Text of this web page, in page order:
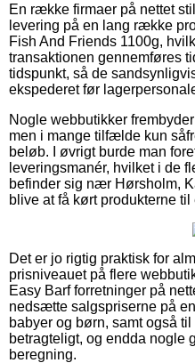
En række firmaer på nettet
levering på en lang række
Fish And Friends 1100g,
transaktionen gennemføres
tidspunkt, så de
ekspederet før
Nogle webbutikker
men i mange tilfælde kun
beløb. I øvrigt burde man
leveringsmanér, hvilket i de
befinder sig nær Hørsholm,
blive at få kørt produkterne
Det er jo rigtig praktisk for
prisniveauet på flere
Easy Barf forretninger på
nedsætte salgspriserne på
babyer og børn, samt også
betragteligt, og endda nogle
beregning.